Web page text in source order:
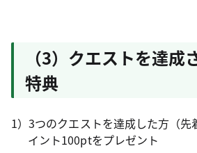
（3）クエストを達成
特典
1）3つのクエストを達成した方（先
イント100ptをプレゼント